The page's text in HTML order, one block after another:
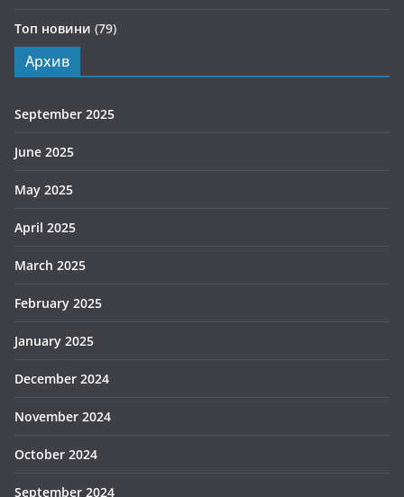
Топ новини (79)
Архив
September 2025
June 2025
May 2025
April 2025
March 2025
February 2025
January 2025
December 2024
November 2024
October 2024
September 2024